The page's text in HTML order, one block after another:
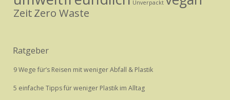
Unverpackt
ZeitZero Waste
Ratgeber
9 Wege für’s Reisen mit weniger Abfall & Plastik
5 einfache Tipps für weniger Plastik im Alltag